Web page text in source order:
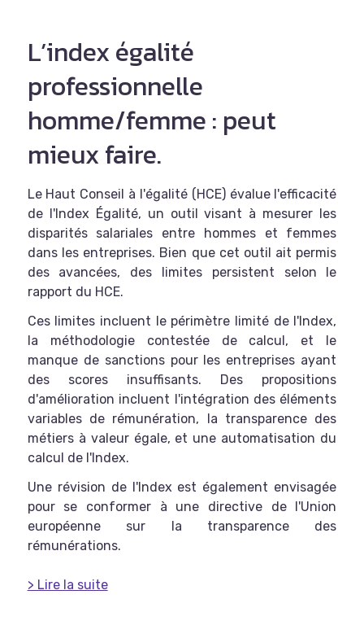
L’index égalité
professionnelle
homme/femme : peut
mieux faire.
Le Haut Conseil à l'égalité (HCE) évalue l'efficacité
de l'Index Égalité, un outil visant à mesurer les
disparités salariales entre hommes et femmes
dans les entreprises. Bien que cet outil ait permis
des avancées, des limites persistent selon le
rapport du HCE.
Ces limites incluent le périmètre limité de l'Index,
la méthodologie contestée de calcul, et le
manque de sanctions pour les entreprises ayant
des scores insuffisants. Des propositions
d'amélioration incluent l'intégration des éléments
variables de rémunération, la transparence des
métiers à valeur égale, et une automatisation du
calcul de l'Index.
Une révision de l'Index est également envisagée
pour se conformer à une directive de l'Union
européenne sur la transparence des
rémunérations.
> Lire la suite